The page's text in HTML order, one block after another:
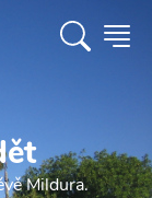
Mildura.